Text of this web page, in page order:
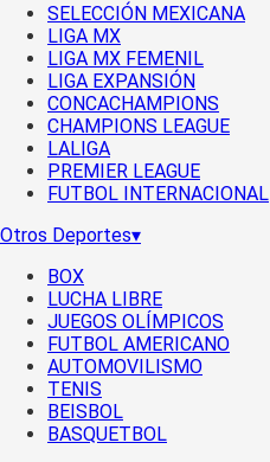
SELECCIÓN MEXICANA
LIGA MX
LIGA MX FEMENIL
LIGA EXPANSIÓN
CONCACHAMPIONS
CHAMPIONS LEAGUE
LALIGA
PREMIER LEAGUE
FUTBOL INTERNACIONAL
Otros Deportes▾
BOX
LUCHA LIBRE
JUEGOS OLÍMPICOS
FUTBOL AMERICANO
AUTOMOVILISMO
TENIS
BEISBOL
BASQUETBOL